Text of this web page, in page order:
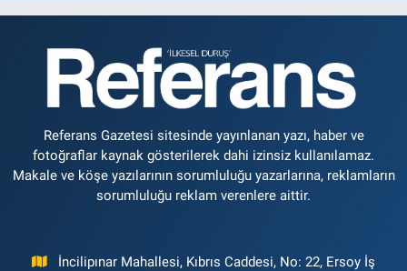
Referans Gazetesi sitesinde yayınlanan yazı, haber ve
fotoğraflar kaynak gösterilerek dahi izinsiz kullanılamaz.
Makale ve köşe yazılarının sorumluluğu yazarlarına, reklamların
sorumluluğu reklam verenlere aittir.
İncilipınar Mahallesi, Kıbrıs Caddesi, No: 22, Ersoy İş